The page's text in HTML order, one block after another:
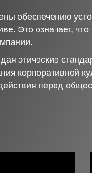
обеспечению
Это означает,
этические
корпоративной
перед